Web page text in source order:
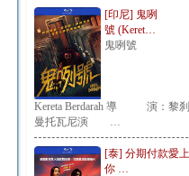
[印尼] 鬼咧
號 (Keret…
鬼咧號
Kereta Berdarah 導 演：黎刹
曼托瓦尼演 …
[泰] 分期付款愛上
你 …